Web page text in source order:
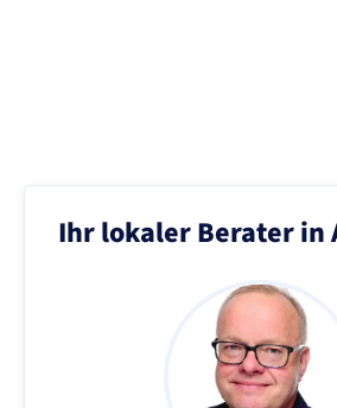
Ihr lokaler Berater in